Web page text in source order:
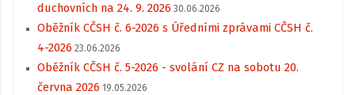
duchovních na 24. 9. 2026 30.06.2026
Oběžník CČSH č. 6-2026 s Úředními zprávami CČSH č.
4-2026 23.06.2026
Oběžník CČSH č. 5-2026 - svolání CZ na sobotu 20.
června 2026 19.05.2026